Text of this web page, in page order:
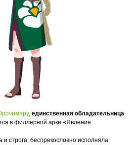
, единственная обладательница
в филлерной арке «Явление
строга, беспрекословно исполняла